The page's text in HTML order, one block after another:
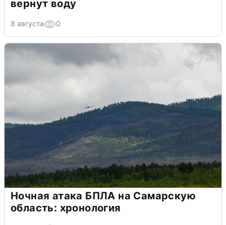
вернут воду
8 августа 0
Ночная атака БПЛА на Самарскую
область: хронология